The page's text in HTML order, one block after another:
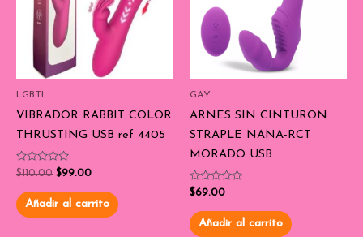
LGBTI
VIBRADOR RABBIT COLOR
THRUSTING USB ref 4405
Valorado
con
de
5
$110.00 $99.00
Añadir al carrito
GAY
ARNES SIN CINTURON
STRAPLE NANA-RCT
MORADO USB
Valorado
con
de
5
$69.00
Añadir al carrito